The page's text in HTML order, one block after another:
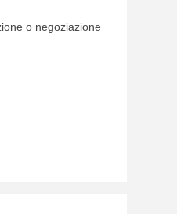
o negoziazione